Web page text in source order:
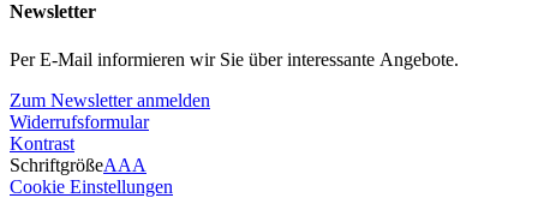
Newsletter
Per E-Mail informieren wir Sie über interessante Angebote.
Zum Newsletter anmelden
Widerrufsformular
Kontrast
SchriftgrößeAAA
Cookie Einstellungen